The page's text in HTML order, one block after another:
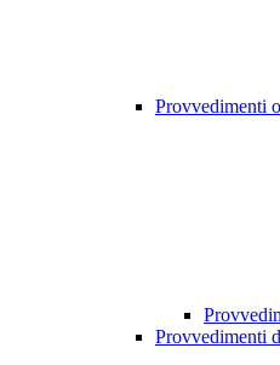
Provvedimenti
Provvedimenti